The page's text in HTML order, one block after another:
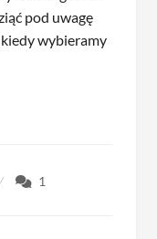
pod uwagę
wybieramy
1